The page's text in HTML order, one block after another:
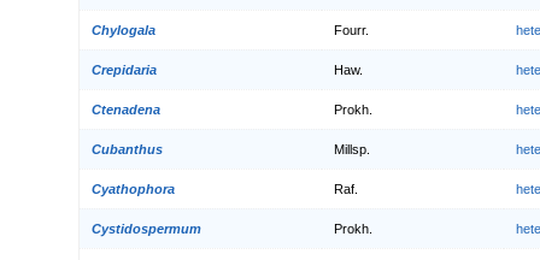
Chylogala Fourr.
Crepidaria Haw.
Ctenadena Prokh.
Cubanthus Millsp.
Cyathophora Raf.
Cystidospermum Prokh.